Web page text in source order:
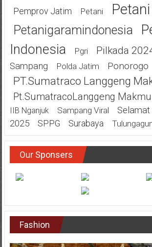
Pemprov Jatim Petani
Petanigaramindonesia
Indonesia
Pgri Pilkada
Sampang
Polda Jatim Ponorogo
PT.Sumatraco Langgeng
Pt.SumatracoLanggeng
IIB Nganjuk
Sampang Viral
2025
SPPG Surabaya
Our Sponsers
Fashion